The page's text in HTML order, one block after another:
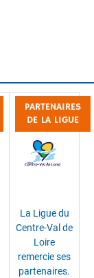
PARTENAIRES
DE LA LIGUE
La Ligue du
Centre-Val de
Loire
remercie ses
partenaires.